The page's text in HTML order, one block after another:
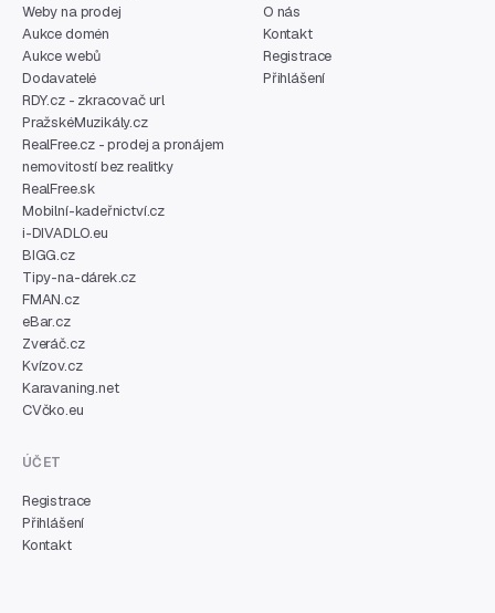
Weby na prodej
Aukce domén
Aukce webů
Dodavatelé
RDY.cz - zkracovač url
PražskéMuzikály.cz
RealFree.cz - prodej a pronájem
nemovitostí bez realitky
RealFree.sk
Mobilní-kadeřnictví.cz
i-DIVADLO.eu
BIGG.cz
Tipy-na-dárek.cz
FMAN.cz
eBar.cz
Zveráč.cz
Kvízov.cz
Karavaning.net
CVčko.eu
O nás
Kontakt
Registrace
Přihlášení
ÚČET
Registrace
Přihlášení
Kontakt